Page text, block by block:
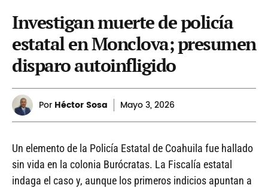
Investigan muerte de policía
estatal en Monclova; presumen
disparo autoinfligido
Por Héctor Sosa Mayo3, 2026
Un elemento de la Policía Estatal de Coahuila fue hallado
sin vida en la colonia Burócratas. La Fiscalía estatal
indaga el caso y, aunque los primeros indicios apuntan a